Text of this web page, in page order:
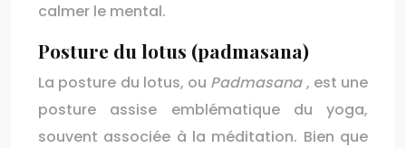
calmer le mental.
Posture du lotus (padmasana)
La posture du lotus, ou Padmasana, est une
posture assise emblématique du yoga,
souvent associée à la méditation. Bien que